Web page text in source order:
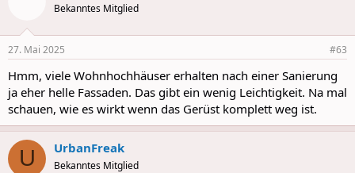
Bekanntes Mitglied
27. Mai 2025 #63
Hmm, viele Wohnhochhäuser erhalten nach einer Sanierung
ja eher helle Fassaden. Das gibt ein wenig Leichtigkeit. Na mal
schauen, wie es wirkt wenn das Gerüst komplett weg ist.
U UrbanFreak
Bekanntes Mitglied